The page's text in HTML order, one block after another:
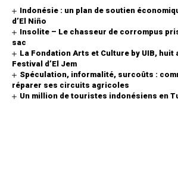
Indonésie : un plan de soutien
d’El Niño
Insolite – Le chasseur de corrompus
sac
La Fondation Arts et Culture by UIB, huit
Festival d’El Jem
Spéculation, informalité, surcoûts :
réparer ses circuits agricoles
Un million de touristes indonésiens en